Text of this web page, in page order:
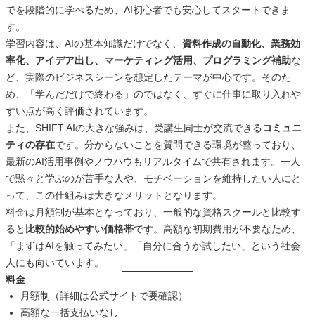
でを段階的に学べるため、AI初心者でも安心してスタートできま
す。
学習内容は、AIの基本知識だけでなく、 資料作成の自動化、業務効
率化、アイデア出し、マーケティング活用、プログラミング補助な
ど、実際のビジネスシーンを想定したテーマが中心です。そのた
め、「学んだだけで終わる」のではなく、すぐに仕事に取り入れや
すい点が高く評価されています。
また、SHIFT AIの大きな強みは、受講生同士が交流できる コミュニ
ティの存在です。分からないことを質問できる環境が整っており、
最新のAI活用事例やノウハウもリアルタイムで共有されます。一人
で黙々と学ぶのが苦手な人や、モチベーションを維持したい人にと
って、この仕組みは大きなメリットとなります。
料金は月額制が基本となっており、一般的な資格スクールと比較す
ると 比較的始めやすい価格帯です。高額な初期費用が不要なため、
「まずはAIを触ってみたい」「自分に合うか試したい」という社会
人にも向いています。
料金
月額制（詳細は公式サイトで要確認）
高額な一括支払いなし